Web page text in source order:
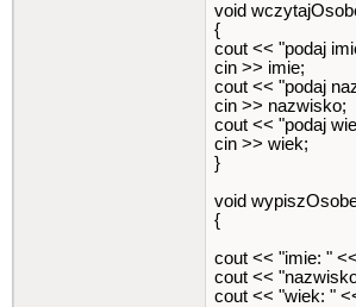
void
{
cout << "podaj
cin >> imie;
cout << "podaj
cin >> nazwisko;
cout << "podaj
cin >> wiek;
}
void
{
cout << "imie: "
cout <<
cout << "wiek: "